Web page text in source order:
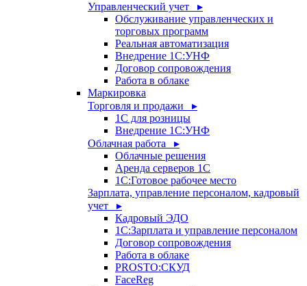
Управленческий учет ▸
Обслуживание управленческих и
торговых программ
Реальная автоматизация
Внедрение 1С:УНФ
Договор сопровождения
Работа в облаке
Маркировка
Торговля и продажи ▸
1С для розницы
Внедрение 1С:УНФ
Облачная работа ▸
Облачные решения
Аренда серверов 1С
1C:Готовое рабочее место
Зарплата, управление персоналом, кадровый
учет ▸
Кадровый ЭДО
1С:Зарплата и управление персоналом
Договор сопровождения
Работа в облаке
PROSTO:СКУД
FaceReg